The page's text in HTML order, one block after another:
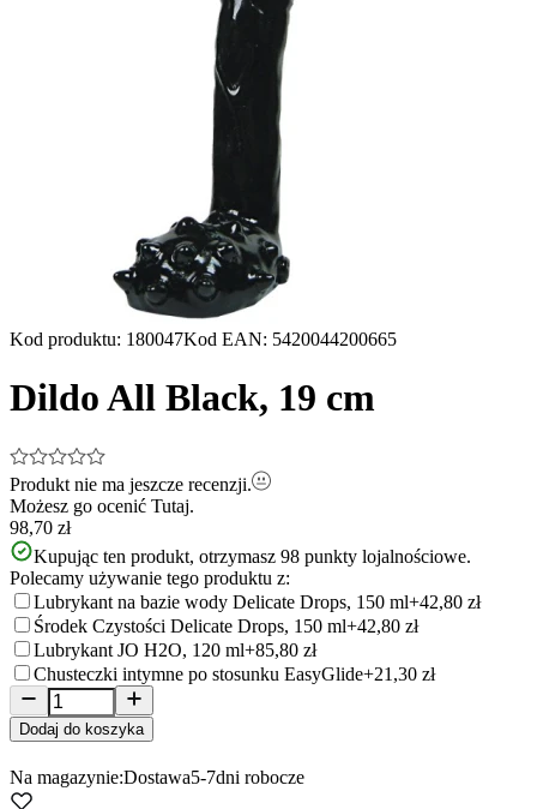
Kod produktu: 180047Kod EAN: 5420044200665
Dildo All Black, 19 cm
Produkt nie ma jeszcze recenzji.
Możesz go ocenić Tutaj.
98,70 zł
Kupując ten produkt, otrzymasz 98 punkty lojalnościowe.
Polecamy używanie tego produktu z:
Lubrykant na bazie wody Delicate Drops, 150 ml+42,80 zł
Środek Czystości Delicate Drops, 150 ml+42,80 zł
Lubrykant JO H2O, 120 ml+85,80 zł
Chusteczki intymne po stosunku EasyGlide+21,30 zł
Dodaj do koszyka
Na magazynie:Dostawa5-7dni robocze